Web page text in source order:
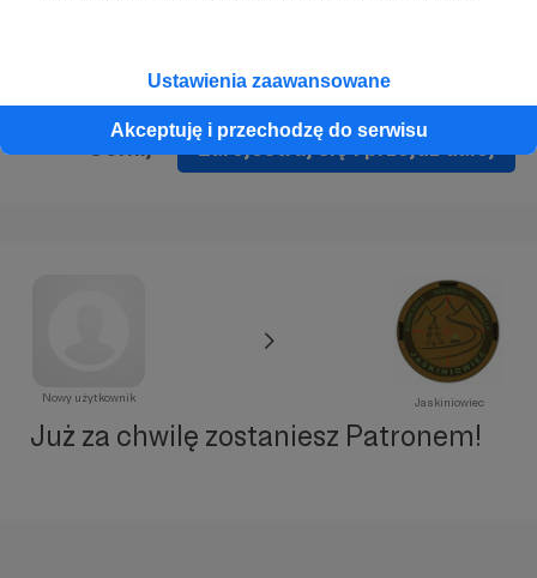
Ustawienia zaawansowane
Akceptuję i przechodzę do serwisu
Zarejestruj się i przejdź dalej
Nowy użytkownik Jaskiniowiec
Już za chwilę zostaniesz Patronem!